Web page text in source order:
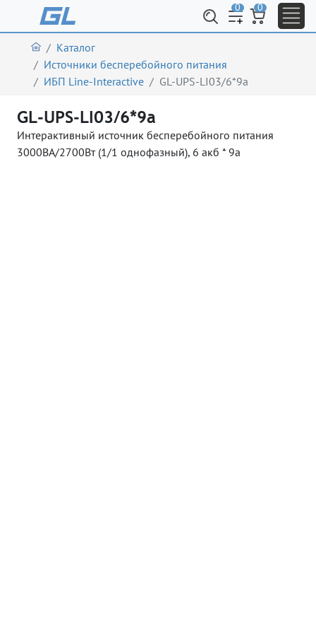
0 0
Каталог
Источники бесперебойного питания
ИБП Line-Interactive
GL-UPS-LI03/6*9a
GL-UPS-LI03/6*9a
Интерактивный источник бесперебойного питания
3000ВА/2700Вт (1/1 однофазный), 6 акб * 9a